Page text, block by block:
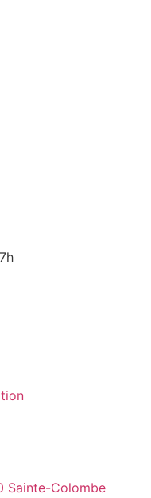
Sainte-Colombe